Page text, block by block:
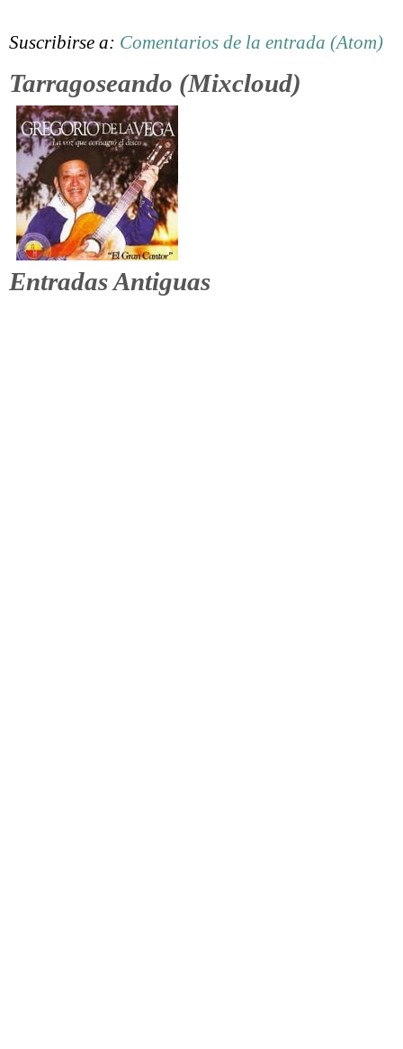
Suscribirse a: Comentarios de la entrada (Atom)
Tarragoseando (Mixcloud)
Entradas Antiguas